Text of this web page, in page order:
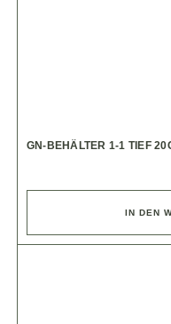
GN-BEHÄLTER 1-1 TIEF
IN DEN